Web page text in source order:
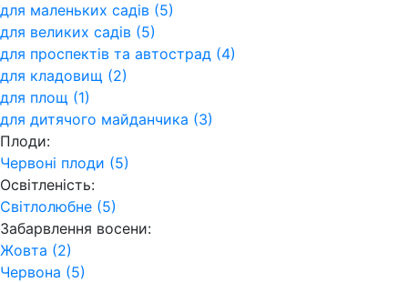
для маленьких садів (5)
для великих садів (5)
для проспектів та автострад (4)
для кладовищ (2)
для площ (1)
для дитячого майданчика (3)
Плоди:
Червоні плоди (5)
Освітленість:
Світлолюбне (5)
Забарвлення восени:
Жовта (2)
Червона (5)